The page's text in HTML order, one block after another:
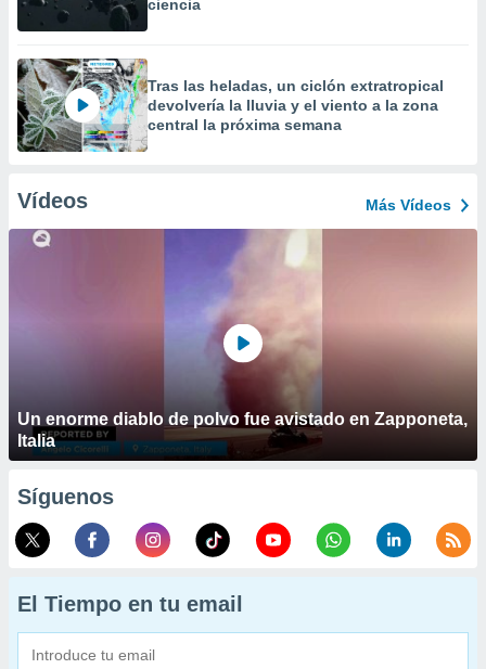
ciencia
Tras las heladas, un ciclón extratropical
devolvería la lluvia y el viento a la zona
central la próxima semana
Vídeos Más Vídeos
Un enorme diablo de polvo fue avistado en Zapponeta,
Italia
Síguenos
El Tiempo en tu email